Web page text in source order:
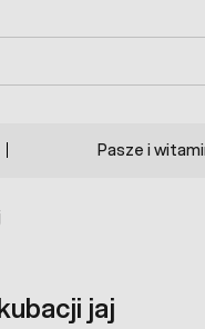
Pasze i
jaj